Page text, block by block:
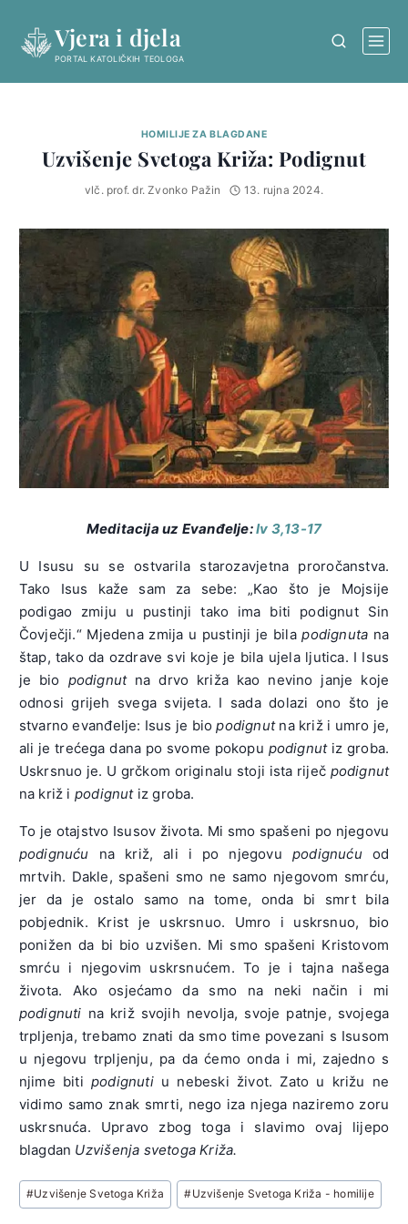
content
Vjera i djela
PORTAL KATOLIČKIH TEOLOGA
HOMILIJE ZA BLAGDANE
Uzvišenje Svetoga Križa: Podignut
vlč. prof. dr. Zvonko Pažin 13. rujna 2024.
Meditacija uz Evanđelje:Iv 3,13-17
U Isusu su se ostvarila starozavjetna proročanstva.
Tako Isus kaže sam za sebe: „Kao što je Mojsije
podigao zmiju u pustinji tako ima biti podignut Sin
Čovječji.“ Mjedena zmija u pustinji je bilapodignuta na
štap, tako da ozdrave svi koje je bila ujela ljutica. I Isus
je bio podignutna drvo križa kao nevino janje koje
odnosi grijeh svega svijeta. I sada dolazi ono što je
stvarno evanđelje: Isus je biopodignutna križ i umro je,
ali je trećega dana po svome pokopu podignutiz groba.
Uskrsnuo je. U grčkom originalu stoji ista riječ podignut
na križ i podignut iz groba.
To je otajstvo Isusov života. Mi smo spašeni po njegovu
podignuću na križ, ali i po njegovu podignućuod
mrtvih. Dakle, spašeni smo ne samo njegovom smrću,
jer da je ostalo samo na tome, onda bi smrt bila
pobjednik. Krist je uskrsnuo. Umro i uskrsnuo, bio
ponižen da bi bio uzvišen. Mi smo spašeni Kristovom
smrću i njegovim uskrsnućem. To je i tajna našega
života. Ako osjećamo da smo na neki način i mi
podignuti na križ svojih nevolja, svoje patnje, svojega
trpljenja, trebamo znati da smo time povezani s Isusom
u njegovu trpljenju, pa da ćemo onda i mi, zajedno s
njime biti podignutiu nebeski život. Zato u križu ne
vidimo samo znak smrti, nego iza njega naziremo zoru
uskrsnuća. Upravo zbog toga i slavimo ovaj lijepo
blagdan Uzvišenja svetoga Križa.
Post
Tags:
#Uzvišenje Svetoga Križa #Uzvišenje Svetoga Križa - homilije